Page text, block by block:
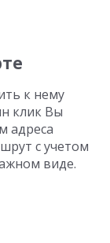
к нему
клик Вы
адреса
с учетом
виде.